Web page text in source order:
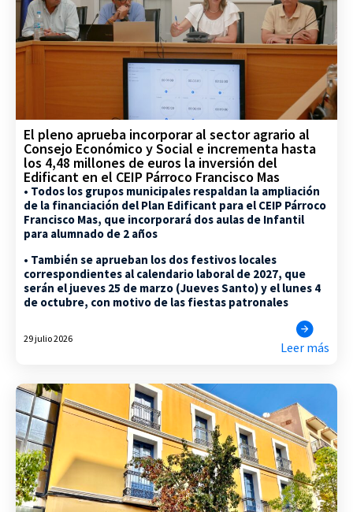
El pleno aprueba incorporar al sector agrario al
Consejo Económico y Social e incrementa hasta
los 4,48 millones de euros la inversión del
Edificant en el CEIP Párroco Francisco Mas
• Todos los grupos municipales respaldan la ampliación
de la financiación del Plan Edificant para el CEIP Párroco
Francisco Mas, que incorporará dos aulas de Infantil
para alumnado de 2 años
• También se aprueban los dos festivos locales
correspondientes al calendario laboral de 2027, que
serán el jueves 25 de marzo (Jueves Santo) y el lunes 4
de octubre, con motivo de las fiestas patronales
29 julio 2026
Leer más